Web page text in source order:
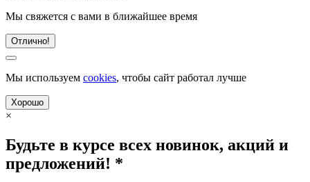
Мы свяжется с вами в ближайшее время
Отлично!
Мы используем cookies, чтобы сайт работал лучше
Хорошо
×
Будьте в курсе всех новинок, акций и
предложений! *